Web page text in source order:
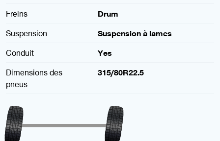
Freins
Drum
Suspension
Suspension à lames
Conduit
Yes
Dimensions des
pneus
315/80R22.5